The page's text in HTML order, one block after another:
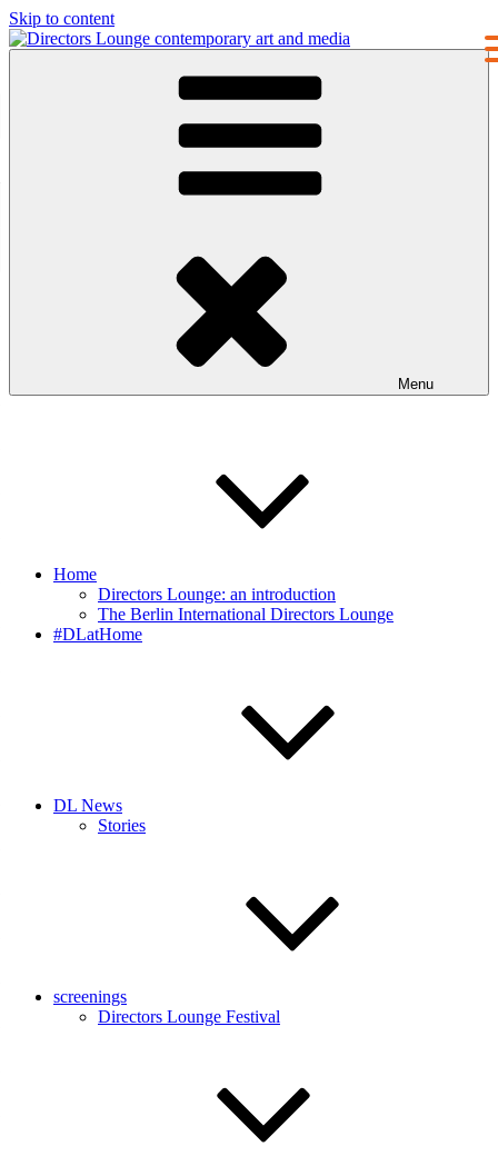
Skip to content
contemporary art and media
Menu
Home
Directors Lounge: an introduction
The Berlin International Directors Lounge
#DLatHome
DL News
Stories
screenings
Directors Lounge Festival